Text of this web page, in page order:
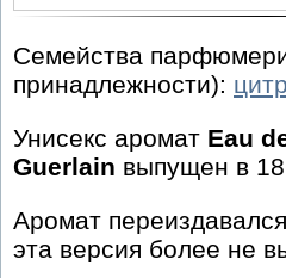
Семейства
принадлежности):
Унисекс аромат Eau
Guerlain выпущен в
Аромат
эта версия более не